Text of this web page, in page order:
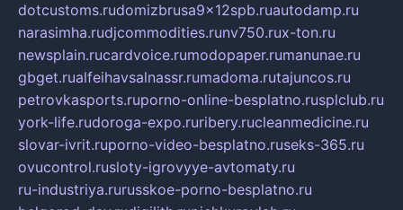
dotcustoms.rudomizbrusa9x12spb.ruautodamp.ru
narasimha.rudjcommodities.runv750.rux-ton.ru
newsplain.rucardvoice.rumodopaper.rumanunae.ru
gbget.rualfeihavsalnassr.rumadoma.rutajuncos.ru
petrovkasports.ruporno-online-besplatno.rusplclub.ru
york-life.rudoroga-expo.ruribery.rucleanmedicine.ru
slovar-ivrit.ruporno-video-besplatno.ruseks-365.ru
ovucontrol.rusloty-igrovyye-avtomaty.ru
ru-industriya.rurusskoe-porno-besplatno.ru